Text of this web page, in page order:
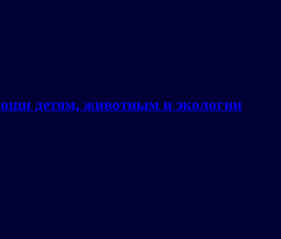
детям, животным и экологии